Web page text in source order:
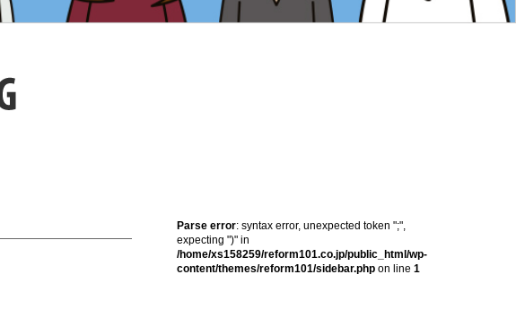
Parse error: syntax error, unexpected token ";",
expecting ")" in
/home/xs158259/reform101.co.jp/public_html/wp-
content/themes/reform101/sidebar.php on line 1